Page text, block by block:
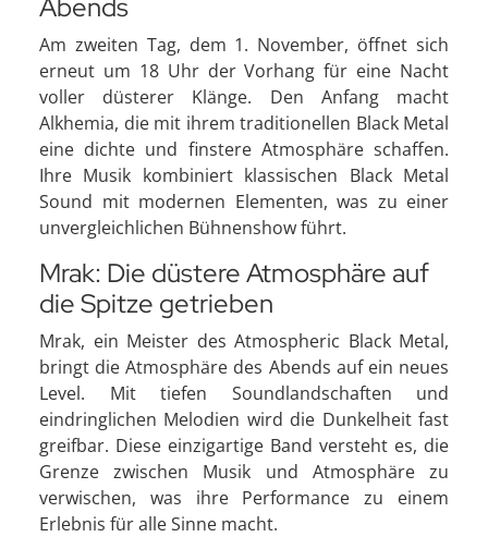
Am zweiten Tag, dem 1. November, öffnet sich
erneut um 18 Uhr der Vorhang für eine Nacht
voller düsterer Klänge. Den Anfang macht
Alkhemia, die mit ihrem traditionellen Black Metal
eine dichte und finstere Atmosphäre schaffen.
Ihre Musik kombiniert klassischen Black Metal
Sound mit modernen Elementen, was zu einer
unvergleichlichen Bühnenshow führt.
Mrak: Die düstere Atmosphäre auf
die Spitze getrieben
Mrak, ein Meister des Atmospheric Black Metal,
bringt die Atmosphäre des Abends auf ein neues
Level. Mit tiefen Soundlandschaften und
eindringlichen Melodien wird die Dunkelheit fast
greifbar. Diese einzigartige Band versteht es, die
Grenze zwischen Musik und Atmosphäre zu
verwischen, was ihre Performance zu einem
Erlebnis für alle Sinne macht.